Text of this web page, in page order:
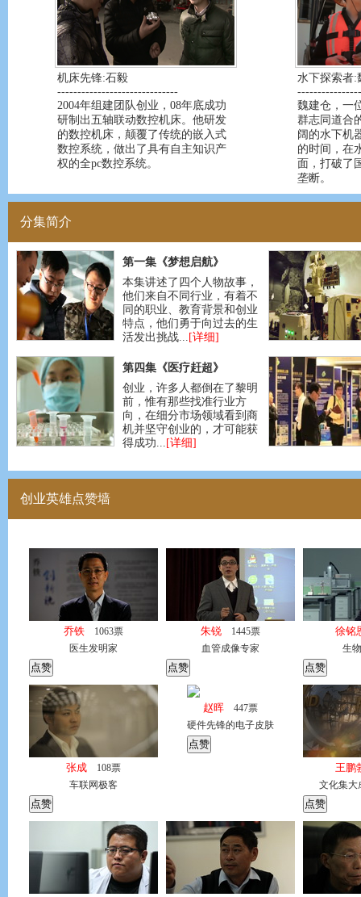
机床先锋:石毅
------------------------------
2004年组建团队创业，08年底成功
研制出五轴联动数控机床。他研发
的数控机床，颠覆了传统的嵌入式
数控系统，做出了具有自主知识产
权的全pc数控系统。
水下探索者:
魏建仓，一
群志同道合
阔的水下机
的时间，在
面，打破了
垄断。
分集简介
第一集《梦想启航》
本集讲述了四个人物故事，
他们来自不同行业，有着不
同的职业、教育背景和创业
特点，他们勇于向过去的生
活发出挑战... [详细]
第四集《医疗赶超》
创业，许多人都倒在了黎明
前，惟有那些找准行业方
向，在细分市场领域看到商
机并坚守创业的，才可能获
得成功... [详细]
创业英雄点赞墙
乔铁 1063票
医生发明家
朱锐 1445票
血管成像专家
徐铭
生
张成 108票
车联网极客
赵晖 447票
硬件先锋的电子皮肤
王鹏
文化集大